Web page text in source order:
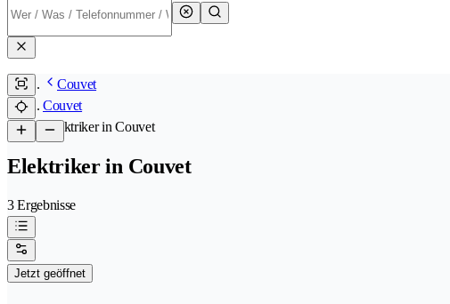
Couvet
Couvet
/Elektriker in Couvet
Elektriker in Couvet
3 Ergebnisse
Jetzt geöffnet